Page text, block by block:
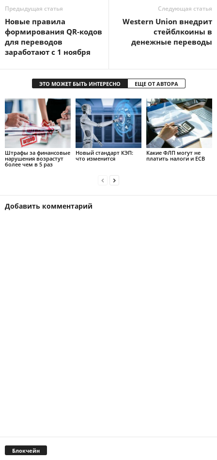
Предыдущая статья
Новые правила
формирования QR-кодов
для переводов
заработают с 1 ноября
Следующая статья
Western Union внедрит
стейблкоины в
денежные переводы
ЭТО МОЖЕТ БЫТЬ ИНТЕРЕСНО ЕЩЕ ОТ АВТОРА
Штрафы за финансовые
нарушения возрастут
более чем в 5 раз
Новый стандарт КЭП:
что изменится
Какие ФЛП могут не
платить налоги и ЕСВ
Добавить комментарий
Блокчейн